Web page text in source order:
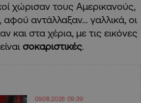
χώρισαν τους Αμερικανούς,
αντάλλαξαν… γαλλικά, οι
και στα χέρια, με τις εικόνες
σοκαριστικές.
09.08.2026 09:39